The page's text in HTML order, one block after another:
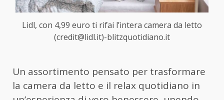
Lidl, con 4,99 euro ti rifai l’intera camera da letto
(credit@lidl.it)-blitzquotidiano.it
Un assortimento pensato per trasformare
la camera da letto e il relax quotidiano in